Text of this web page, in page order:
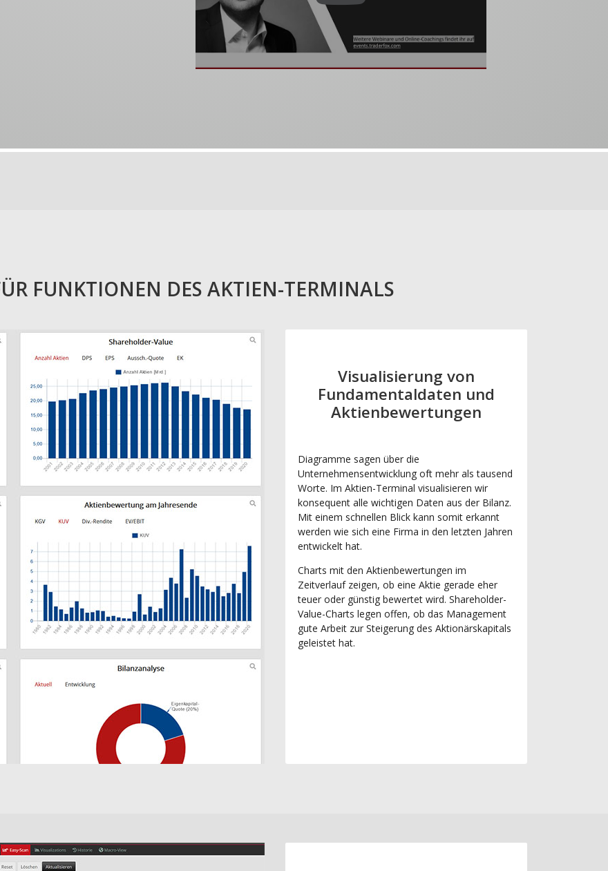
FUNKTIONEN DES AKTIEN-TERMINALS
Visualisierung von
Fundamentaldaten und
Aktienbewertungen
Diagramme sagen über die
Unternehmensentwicklung oft mehr als tausend
Worte. Im Aktien-Terminal visualisieren wir
konsequent alle wichtigen Daten aus der Bilanz.
Mit einem schnellen Blick kann somit erkannt
werden wie sich eine Firma in den letzten Jahren
entwickelt hat.
Charts mit den Aktienbewertungen im
Zeitverlauf zeigen, ob eine Aktie gerade eher
teuer oder günstig bewertet wird. Shareholder-
Value-Charts legen offen, ob das Management
gute Arbeit zur Steigerung des Aktionärskapitals
geleistet hat.